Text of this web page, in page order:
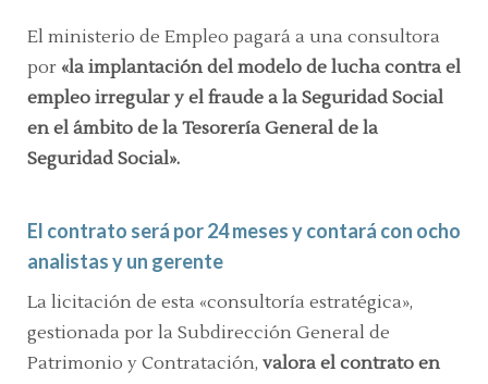
El ministerio de Empleo pagará a una consultora
por «la implantación del modelo de lucha contra el
empleo irregular y el fraude a la Seguridad Social
en el ámbito de la Tesorería General de la
Seguridad Social».
El contrato será por 24 meses y contará con ocho
analistas y un gerente
La licitación de esta «consultoría estratégica»,
gestionada por la Subdirección General de
Patrimonio y Contratación, valora el contrato en